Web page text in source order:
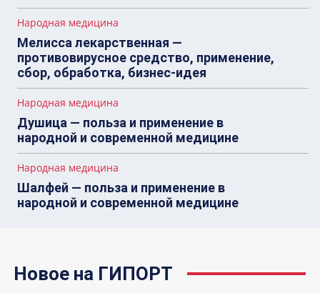
Народная медицина
Мелисса лекарственная —
противовирусное средство, применение,
сбор, обработка, бизнес-идея
Народная медицина
Душица — польза и применение в
народной и современной медицине
Народная медицина
Шалфей — польза и применение в
народной и современной медицине
Новое на ГИПОРТ